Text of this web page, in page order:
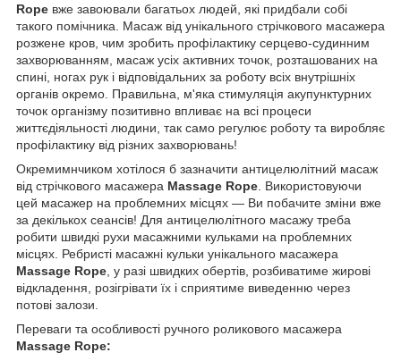
Rope вже завоювали багатьох людей, які придбали собі
такого помічника. Масаж від унікального стрічкового масажера
розжене кров, чим зробить профілактику серцево-судинним
захворюванням, масаж усіх активних точок, розташованих на
спині, ногах рук і відповідальних за роботу всіх внутрішніх
органів окремо. Правильна, м'яка стимуляція акупунктурних
точок організму позитивно впливає на всі процеси
життєдіяльності людини, так само регулює роботу та виробляє
профілактику від різних захворювань!
Окремимнчиком хотілося б зазначити антицелюлітний масаж
від стрічкового масажера Massage Rope . Використовуючи
цей масажер на проблемних місцях — Ви побачите зміни вже
за декількох сеансів! Для антицелюлітного масажу треба
робити швидкі рухи масажними кульками на проблемних
місцях. Ребристі масажні кульки унікального масажера
Massage Rope , у разі швидких обертів, розбиватиме жирові
відкладення, розігрівати їх і сприятиме виведенню через
потові залози.
Переваги та особливості ручного роликового масажера
Massage Rope: